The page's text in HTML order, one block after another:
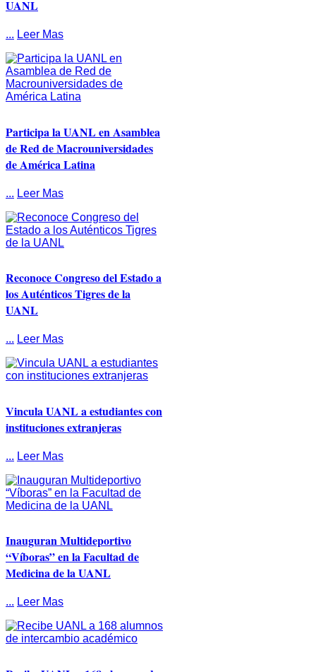
UANL
... Leer Mas
Participa la UANL en Asamblea
de Red de Macrouniversidades
de América Latina
... Leer Mas
Reconoce Congreso del Estado a
los Auténticos Tigres de la
UANL
... Leer Mas
Vincula UANL a estudiantes con
instituciones extranjeras
... Leer Mas
Inauguran Multideportivo
“Víboras” en la Facultad de
Medicina de la UANL
... Leer Mas